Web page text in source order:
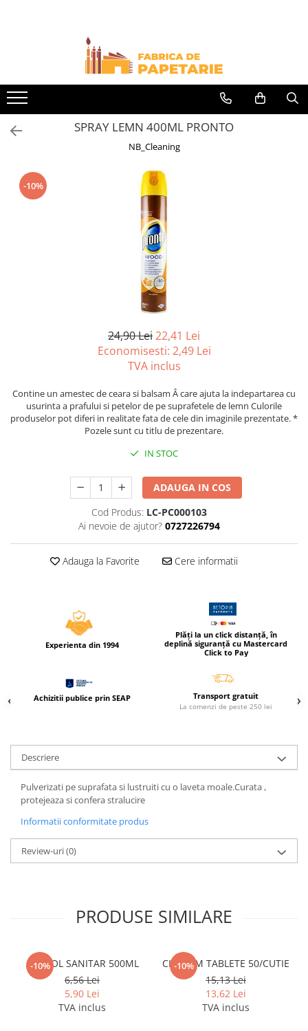
Toate Produsele
Hartie si articole din hartie
Hartie pentru copiator si cartoane
Hartie color pentru copiator
Papetarie personalizata
Notes adeziv si index adeziv
Bloc Notes-uri brosate
Tipizate autocopiative
Tipizate offset personalizate
Registre
Rezerva cub notes
Caiete pentru birou
Produse si rechizite scolare
Caiete si blocuri pentru desen
Caiete incepatori Tip I, II, III
Caiete speciale
Hartie glacee
Vocabulare
Acuarele, guase, tempera si
pensule
Accesorii pictura
Carioci
Ascutitori
Creioane
Creioane cerate
Creioane mecanice si rezerve
Stilouri
Radiere
Creta scolara
SPRAY LEMN 400ML PRONTO
NB_Cleaning
-10%
24,90 Lei22,41 Lei
Economisesti: 2,49 Lei
TVA inclus
Contine un amestec de ceara si balsam Â care ajuta la indepartarea cu
usurinta a prafului si petelor de pe suprafetele de lemn Culorile
produselor pot diferi in realitate fata de cele din imaginile prezentate. *
Pozele sunt cu titlu de prezentare.
IN STOC
ADAUGA IN COS
Cod Produs: LC-PC000103
Ai nevoie de ajutor? 0727226794
Adauga la Favorite Cere informatii
Experienta din 1994
Plăți la un click distanță, în
deplină siguranță cu Mastercard
Click to Pay
Achizitii publice prin SEAP Transport gratuit
La comenzi de peste 250 lei
Descriere
Pulverizati pe suprafata si lustruiti cu o laveta moale.Curata ,
protejeaza si confera stralucire
Informatii conformitate produs
Review-uri(0)
PRODUSE SIMILARE
-10%
ALCOOL SANITAR 500ML
6,56 Lei
5,90 Lei
TVA inclus
-10%
CLOROM TABLETE 50/CUTIE
15,13 Lei
13,62 Lei
TVA inclus